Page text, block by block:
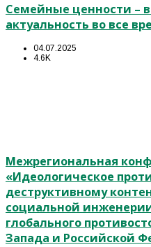
Семейные ценности –
актуальность во все
04.07.2025
4.6K
Межрегиональная
«Идеологическое
деструктивному
социальной
глобального
Запада и Российской